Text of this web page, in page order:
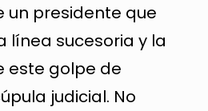
un presidente que
línea sucesoria y la
este golpe de
judicial. No